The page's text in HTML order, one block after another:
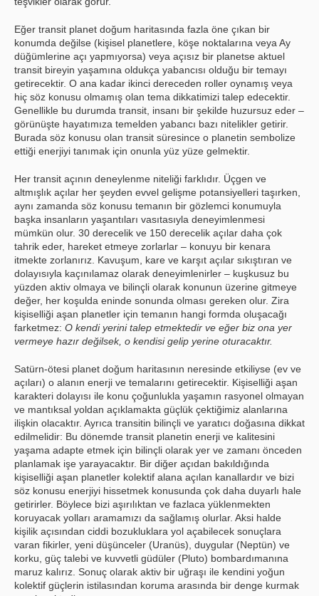
Eğer transit planet doğum haritasında fazla öne çıkan bir
konumda değilse (kişisel planetlere, köşe noktalarına veya Ay
düğümlerine açı yapmıyorsa) veya açısız bir planetse aktuel
transit bireyin yaşamına oldukça yabancısı olduğu bir temayı
getirecektir. O ana kadar ikinci dereceden roller oynamış veya
hiç söz konusu olmamış olan tema dikkatimizi talep edecektir.
Genellikle bu durumda transit, insanı bir şekilde huzursuz eder –
görünüşte hayatımıza temelden yabancı bazı nitelikler getirir.
Burada söz konusu olan transit süresince o planetin sembolize
ettiği enerjiyi tanımak için onunla yüz yüze gelmektir.
Her transit açının deneylenme niteliği farklıdır. Üçgen ve
altmışlık açılar her şeyden evvel gelişme potansiyelleri taşırken,
aynı zamanda söz konusu temanın bir gözlemci konumuyla
başka insanların yaşantıları vasıtasıyla deneyimlenmesi
mümkün olur. 30 derecelik ve 150 derecelik açılar daha çok
tahrik eder, hareket etmeye zorlarlar – konuyu bir kenara
itmekte zorlanırız. Kavuşum, kare ve karşıt açılar sıkıştıran ve
dolayısıyla kaçınılamaz olarak deneyimlenirler – kuşkusuz bu
yüzden aktiv olmaya ve bilinçli olarak konunun üzerine gitmeye
değer, her koşulda eninde sonunda olması gereken olur. Zira
kişiselliği aşan planetler için temanın hangi formda oluşacağı
farketmez: O kendi yerini talep etmektedir ve eğer biz ona yer
vermeye hazır değilsek, o kendisi gelip yerine oturacaktır.
Satürn-ötesi planet doğum haritasının neresinde etkiliyse (ev ve
açıları) o alanın enerji ve temalarını getirecektir. Kişiselliği aşan
karakteri dolayısı ile konu çoğunlukla yaşamın rasyonel olmayan
ve mantıksal yoldan açıklamakta güçlük çektiğimiz alanlarına
ilişkin olacaktır. Ayrıca transitin bilinçli ve yaratıcı doğasına dikkat
edilmelidir: Bu dönemde transit planetin enerji ve kalitesini
yaşama adapte etmek için bilinçli olarak yer ve zamanı önceden
planlamak işe yarayacaktır. Bir diğer açıdan bakıldığında
kişiselliği aşan planetler kolektif alana açılan kanallardır ve bizi
söz konusu enerjiyi hissetmek konusunda çok daha duyarlı hale
getirirler. Böylece bizi aşırılıktan ve fazlaca yüklenmekten
koruyacak yolları aramamızı da sağlamış olurlar. Aksi halde
kişilik açısından ciddi bozukluklara yol açabilecek sonuçlara
varan fikirler, yeni düşünceler (Uranüs), duygular (Neptün) ve
korku, güç talebi ve kuvvetli güdüler (Pluto) bombardımanına
maruz kalırız. Sonuç olarak aktiv bir uğraşı ile kendini yoğun
kolektif güçlerin istilasından koruma arasında bir denge kurmak